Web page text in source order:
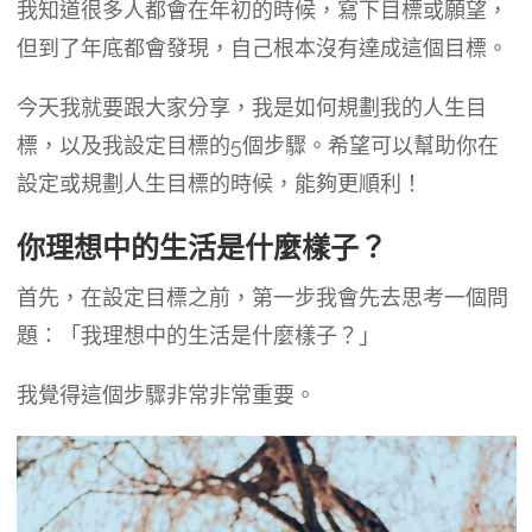
我知道很多人都會在年初的時候，寫下目標或願望，
但到了年底都會發現，自己根本沒有達成這個目標。
今天我就要跟大家分享，我是如何規劃我的人生目
標，以及我設定目標的5個步驟。希望可以幫助你在
設定或規劃人生目標的時候，能夠更順利！
你理想中的生活是什麼樣子？
首先，在設定目標之前，第一步我會先去思考一個問
題：「我理想中的生活是什麼樣子？」
我覺得這個步驟非常非常重要。